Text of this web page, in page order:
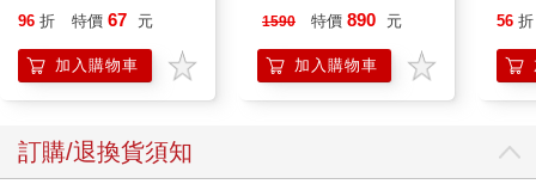
96 折 特價 67 元
加入購物車
1590 特價 890 元
加入購物車
平
56 折
訂購/退換貨須知